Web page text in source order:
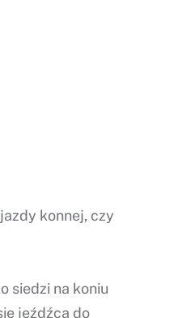
konnej, czy
siedzi na koniu
jeźdźca do